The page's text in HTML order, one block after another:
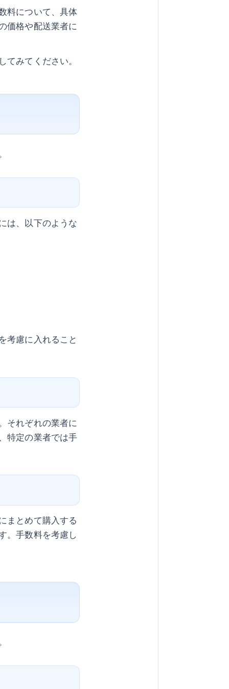
料について、具体
価格や配送業者に
みてください。
は、以下のような
考慮に入れること
それぞれの業者に
特定の業者では手
まとめて購入する
。手数料を考慮し